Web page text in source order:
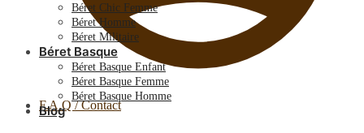
F.A.Q / Contact
Béret Chic Femme
Béret Homme
Béret Militaire
Béret Basque
Béret Basque Enfant
Béret Basque Femme
Béret Basque Homme
Blog